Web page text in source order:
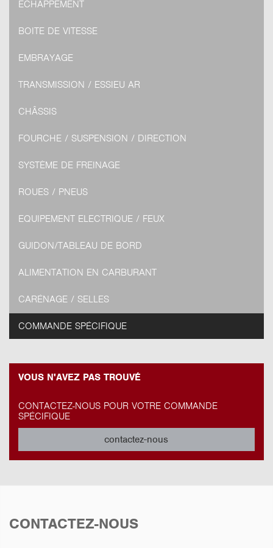
ECHAPPEMENT
BOITE DE VITESSE
EMBRAYAGE
TRANSMISSION / ESSIEU AR
CHÂSSIS
FOURCHE / SUSPENSION / DIRECTION
SYSTÈME DE FREINAGE
ROUES / PNEUS
EQUIPEMENT ELECTRIQUE / FEUX
GUIDON/TABLEAU DE BORD
ALIMENTATION EN CARBURANT
CARÉNAGE / SELLES
COMMANDE SPÉCIFIQUE
VOUS N'AVEZ PAS TROUVÉ
CONTACTEZ-NOUS POUR VOTRE COMMANDE
SPÉCIFIQUE
contactez-nous
CONTACTEZ-NOUS